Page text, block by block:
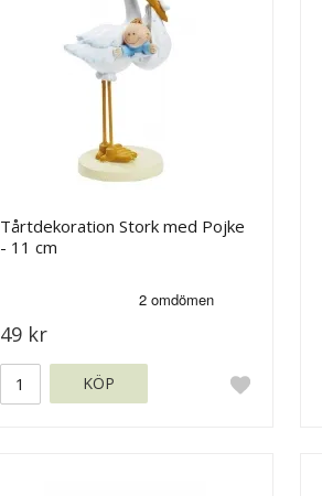
Tårtdekoration Stork med Pojke
- 11 cm
49 kr
KÖP